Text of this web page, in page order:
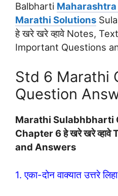
Balbharti Maharashtra
Marathi Solutions
हे खरे खरे व्हावे Notes,
Important Questions
Std 6 Marathi
Question
Marathi Sulabhbharti
Chapter 6 हे खरे खरे
and Answers
1. एका-दोन वाक्यात उत्तरे